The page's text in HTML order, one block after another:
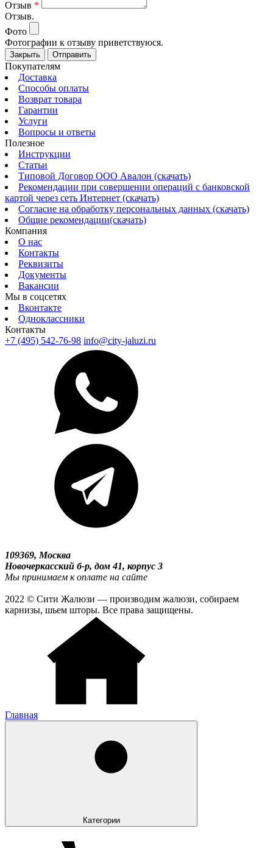
Отзыв *
Отзыв.
Фото
Фотографии к отзыву приветствуюся.
Закрыть Отправить
Покупателям
Доставка
Способы оплаты
Возврат товара
Гарантии
Услуги
Вопросы и ответы
Полезное
Инструкции
Статьи
Типовой Договор ООО Авалон (скачать)
Рекомендации при совершении операций с банковской
картой через сеть Интернет (скачать)
Согласие на обработку персональных данных (скачать)
Общие рекомендации(скачать)
Компания
О нас
Контакты
Реквизиты
Документы
Вакансии
Мы в соцсетях
Вконтакте
Одноклассники
Контакты
+7 (495) 542-76-98 info@city-jaluzi.ru
109369, Москва
Новочеркасский б-р, дом 41, корпус 3
Мы принимаем к оплате на сайте
2022 © Сити Жалюзи — производим жалюзи, собираем
карнизы, шьем шторы. Все права защищены.
Главная
Категории